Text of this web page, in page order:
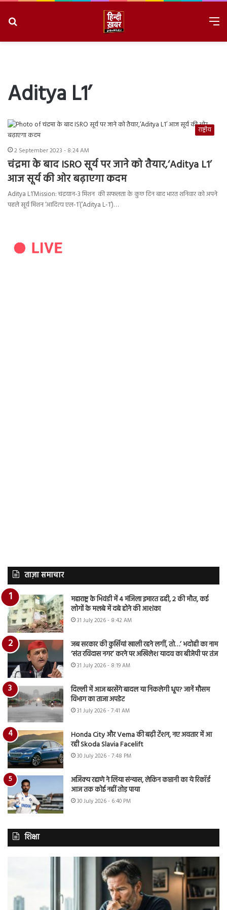
Aditya L1’
राष्ट्रीय
2 September 2023 - 8:24 AM
चंद्रमा के बाद ISRO सूर्य पर जाने को तैयार,‘Aditya L1’
आज सूर्य की ओर बढ़ाएगा कदम
Aditya L1’Mission: चंद्रयान-3 मिशन की सफलता के कुछ दिन बाद भारत शनिवार को अपने
पहले सूर्य मिशन ‘आदित्य एल-1’(‘Aditya L-1’)…
ताज़ा समाचार
महाराष्ट्र के भिवंडी में 4 मंजिला इमारत ढही, 2 की मौत, कई
लोगों के मलबे में दबे होने की आशंका
31 July 2026 - 8:42 AM
जब सरकार की कुर्सियां खाली रहने लगीं, तो…’ भदोही का नाम
‘संत रविदास नगर’ करने पर अखिलेश यादव का बीजेपी पर तंज
31 July 2026 - 8:19 AM
दिल्ली में आज बरसेंगे बादल या निकलेगी धूप? जानें मौसम
विभाग का ताजा अपडेट
31 July 2026 - 7:41 AM
Honda City और Verna की बढ़ी टेंशन, नए अवतार में आ
रही Skoda Slavia Facelift
30 July 2026 - 7:48 PM
अजिंक्य रहाणे ने लिया संन्यास, लेकिन कप्तानी का ये रिकॉर्ड
आज तक कोई नहीं तोड़ पाया
30 July 2026 - 6:40 PM
शिक्षा